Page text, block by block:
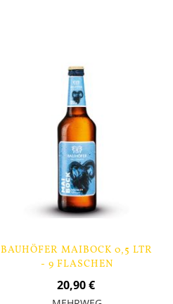
BAUHÖFER MAIBOCK 0,5 LTR
- 9 FLASCHEN
20,90 €